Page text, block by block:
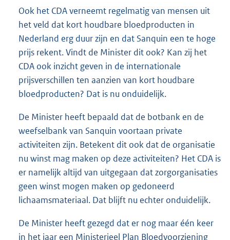
Ook het CDA verneemt regelmatig van mensen uit
het veld dat kort houdbare bloedproducten in
Nederland erg duur zijn en dat Sanquin een te hoge
prijs rekent. Vindt de Minister dit ook? Kan zij het
CDA ook inzicht geven in de internationale
prijsverschillen ten aanzien van kort houdbare
bloedproducten? Dat is nu onduidelijk.
De Minister heeft bepaald dat de botbank en de
weefselbank van Sanquin voortaan private
activiteiten zijn. Betekent dit ook dat de organisatie
nu winst mag maken op deze activiteiten? Het CDA is
er namelijk altijd van uitgegaan dat zorgorganisaties
geen winst mogen maken op gedoneerd
lichaamsmateriaal. Dat blijft nu echter onduidelijk.
De Minister heeft gezegd dat er nog maar één keer
in het jaar een Ministerieel Plan Bloedvoorziening